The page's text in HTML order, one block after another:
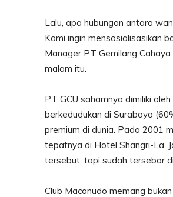
Lalu, apa hubungan antara
Kami ingin mensosialisasikan
Manager PT Gemilang
malam itu.
PT GCU sahamnya dimiliki
berkedudukan di Surabaya
premium di dunia. Pada 2001
tepatnya di Hotel Shangri-La,
tersebut, tapi sudah tersebar
Club Macanudo memang